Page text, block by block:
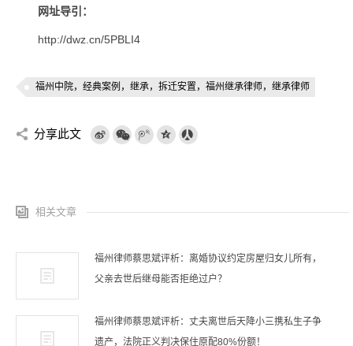
网址导引：
http://dwz.cn/5PBLI4
福州中院，经典案例，继承，拆迁安置，福州继承律师，继承律师
分享此文
相关文章
福州律师蔡思斌评析：离婚协议约定房屋归女儿所有，
父亲去世后继母能否拒绝过户？
福州律师蔡思斌评析：丈夫离世后天降小三携私生子争
遗产，法院正义判决保住原配80%份额！